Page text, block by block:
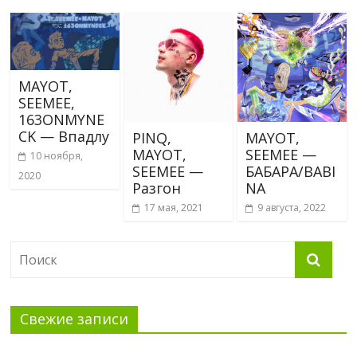
MAYOT,
SEEMEE,
163ONMYNE
CK — Впадлу
10 ноября,
2020
PINQ,
MAYOT,
SEEMEE —
Разгон
17 мая, 2021
MAYOT,
SEEMEE —
БАБАРА/BABI
NA
9 августа, 2022
Свежие записи